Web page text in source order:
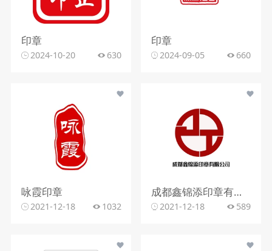
印章
2024-10-20 630
印章
2024-09-05 660
咏霞印章
2021-12-18 1032
成都鑫锦添印章有限公司
2021-12-18 589